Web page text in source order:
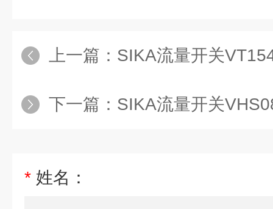
上一篇： SIKA流量开关
下一篇： SIKA流量开关
* 姓名：